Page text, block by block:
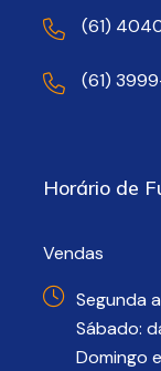
(61)
(61)
Horário de
Vendas
Segunda
Sábado:
Domingo